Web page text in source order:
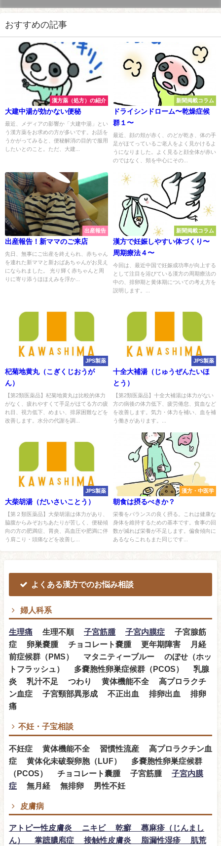
おすすめの記事
漢方薬（処方）の紹介
大建中湯が効かない便秘
最近、メディアの影響か「大建中湯」とい
う漢方薬をお求めの方が多いです。お話を
うかがってみると、便秘解消の目的で服用
したいとのこと。ただ、大建...
新聞掲載コラム
ドライシンドローム〜乾燥症候
群１〜
最近、顔の頬が赤く、のどが乾き、体の手
足がほてっているご老人をよく見かけるよ
うになりました。よく見ると顔全体が赤い
のではなく、頬を中心にその...
出産報告
出産報告！新ママのご来店
先日、無事にご出産を終えられ、赤ちゃん
を連れた新ママと新おばあちゃんがお見え
になられました。 光り輝く赤ちゃんと周
りに寄り添うほほえみを浮か...
新聞掲載コラム
漢方で妊娠しやすい体づくり〜
周期療法４〜
今回は、最近中国で妊娠成功率が向上する
として注目を浴びている漢方の周期療法の
中の、排卵期と黄体期についての考え方を
説明します。...
JPS製薬
杞菊地黄丸（こぎくじおうが
ん）
【第2類医薬品】杞菊地黄丸は比較的体力
がなく、疲れやすくて手足がほてる方の疲
れ目、視力低下、めまい、排尿困難などを
改善します。水分の代謝を調...
JPS製薬
十全大補湯（じゅうぜんたいほ
とう）
【第2類医薬品】十全大補湯は体力がない
方の病後の体力低下、疲労倦怠、貧血など
を改善します。気力・体力を補い、血を補
う働きがあります。...
JPS製薬
大柴胡湯（だいさいことう）
【第２類医薬品】大柴胡湯は体力があり、
脇腹からみぞおちあたりが苦しく、便秘傾
向の方の肥満症、胃炎、高血圧や肥満に伴
う肩こり・頭痛などを改善し...
漢方・中医学
朝食は摂るべきか？
栄養をバランスの良く摂る。これは健康な
身体を維持するための基本です。食事の回
数が減れば栄養が不足します。偏食傾向に
あるならこれもまた同じです...
よくある漢方でのお悩み相談
婦人科系
生理痛 生理不順 子宮筋腫 子宮内膜症 子宮腺筋
症 卵巣嚢腫 チョコレート嚢腫 更年期障害 月経
前症候群（PMS） マタニティーブルー のぼせ（ホッ
トフラッシュ） 多嚢胞性卵巣症候群（PCOS） 乳腺
炎 乳汁不足 つわり 黄体機能不全 高プロラクチ
ン血症 子宮頸部異形成 不正出血 排卵出血 排卵
痛
不妊・子宝相談
不妊症 黄体機能不全 習慣性流産 高プロラクチン血
症 黄体化未破裂卵胞（LUF） 多嚢胞性卵巣症候群
（PCOS） チョコレート囊腫 子宮筋腫 子宮内膜
症 無月経 無排卵 男性不妊
皮膚病
アトピー性皮膚炎 ニキビ 乾癬 蕁麻疹（じんまし
ん） 掌蹠膿庖症 接触性皮膚炎 脂漏性湿疹 肌荒